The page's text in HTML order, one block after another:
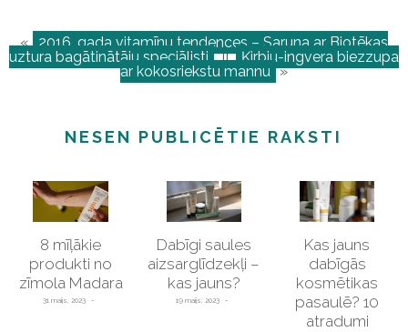
« 2016. gada vitamīnu tendences – Saruna ar Biotēkas
uztura bagātinātāju speciālisti || Ķirbju-ingvera biezzupa
ar kokosriekstu mannu »
NESEN PUBLICĒTIE RAKSTI
8 mīļākie
produkti no
zīmola Madara
31 maijs, 2023
Dabīgi saules
aizsarglīdzekļi –
kas jauns?
19 maijs, 2023
Kas jauns
dabīgās
kosmētikas
pasaulē? 10
atradumi